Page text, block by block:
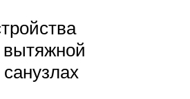
вытяжной